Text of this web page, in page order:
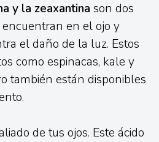
y la zeaxantina son dos
en el ojo y
el daño de la luz. Estos
como espinacas, kale y
también están disponibles
de tus ojos. Este ácido